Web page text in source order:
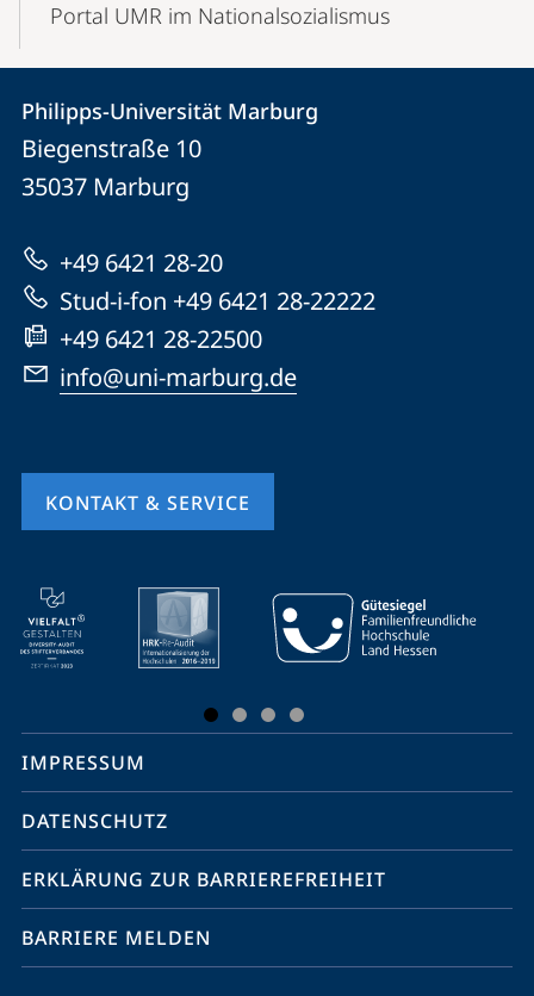
Portal UMR im Nationalsozialismus
Kontakt
und
Informationen
zur
Website
Kontaktinformationen
Philipps-
Universität
Marburg
Philipps-Universität Marburg
Biegenstraße 10
35037 Marburg
+49 6421 28-20
Stud-i-fon +49 6421 28-22222
+49 6421 28-22500
info@uni-marburg.de
KONTAKT & SERVICE
Mobile-
Service-
Navigation
Social
Media
Kontakte
IMPRESSUM
DATENSCHUTZ
ERKLÄRUNG ZUR BARRIEREFREIHEIT
BARRIERE MELDEN